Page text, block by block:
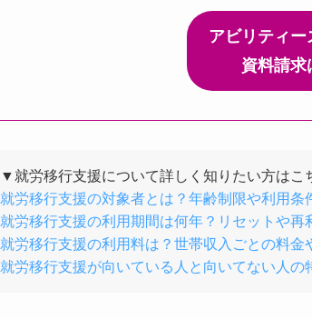
アビリティ
資料請求
▼就労移行支援について詳しく知りたい方はこ
就労移行支援の対象者とは？年齢制限や利用条
就労移行支援の利用期間は何年？リセットや再
就労移行支援の利用料は？世帯収入ごとの料金
就労移行支援が向いている人と向いてない人